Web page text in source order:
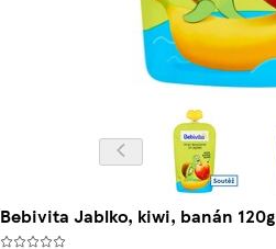
Bebivita Jablko, kiwi, banán 120g